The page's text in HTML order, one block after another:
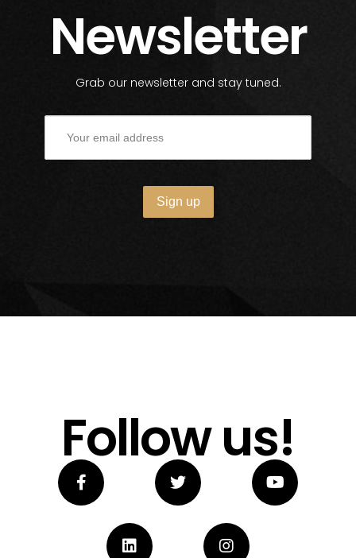
Newsletter
Grab our newsletter and stay tuned.
Follow us!